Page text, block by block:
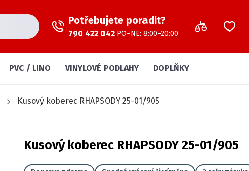
Potřebujete poradit?
790 422 042 PO–NE: 8:00–20:00
PVC / LINO VINYLOVÉ PODLAHY DOPLŇKY
Kusový koberec RHAPSODY 25-01/905
Kusový koberec RHAPSODY 25-01/905